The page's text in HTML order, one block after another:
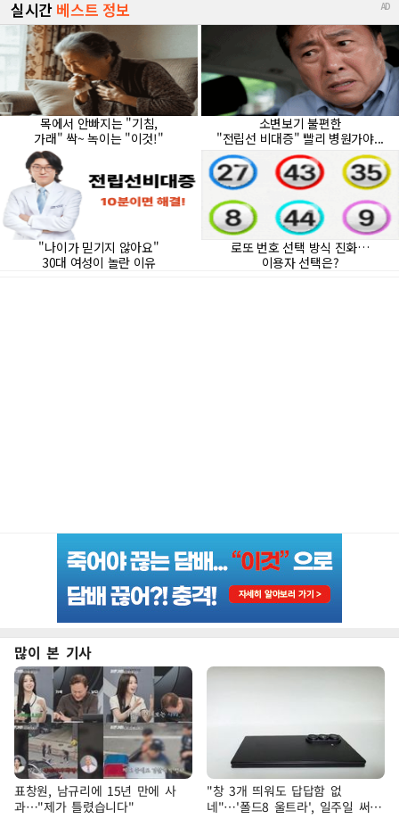
많이 본 기사
표창원, 남규리에 15년 만에 사
과…"제가 틀렸습니다"
"창 3개 띄워도 답답함 없
네"…'폴드8 울트라', 일주일 써보